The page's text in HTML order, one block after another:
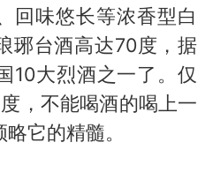
回味悠长等浓香型白
琊台酒高达70度，据
10大烈酒之一了。仅
，不能喝酒的喝上一
它的精髓。